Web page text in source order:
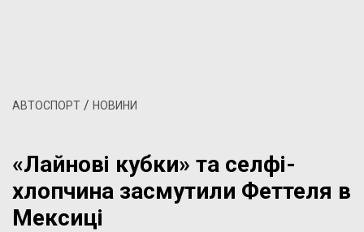
АВТОСПОРТ / НОВИНИ
«Лайнові кубки» та селфі-
хлопчина засмутили Феттеля в
Мексиці